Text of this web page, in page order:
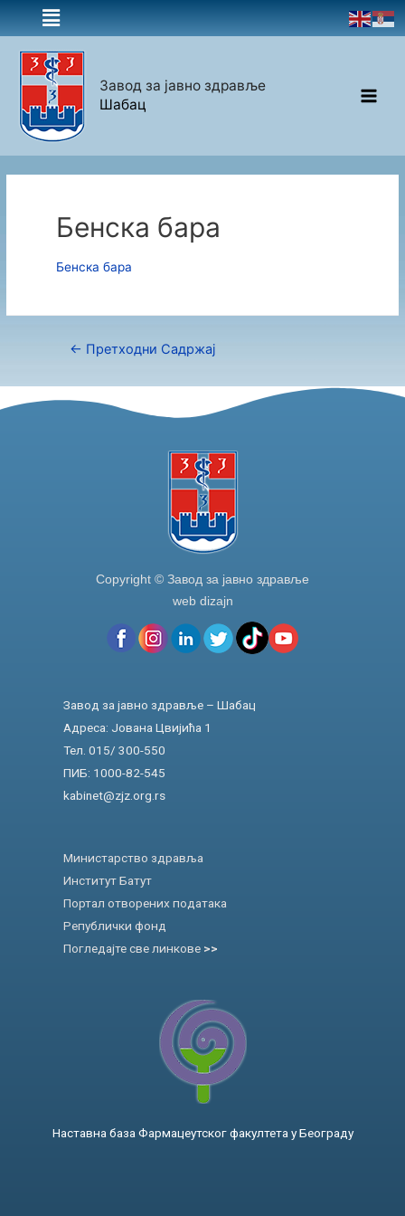
Завод за јавно здравље
Шабац
Бенска бара
Бенска бара
← Претходни Садржај
Copyright © Завод за јавно здравље
web dizajn
Завод за јавно здравље – Шабац
Адреса: Јована Цвијића 1
Тел. 015/ 300-550
ПИБ: 1000-82-545
kabinet@zjz.org.rs
Министарство здравља
Институт Батут
Портал отворених података
Републички фонд
Погледајте све линкове >>
Наставна база Фармацеутског факултета у Београду